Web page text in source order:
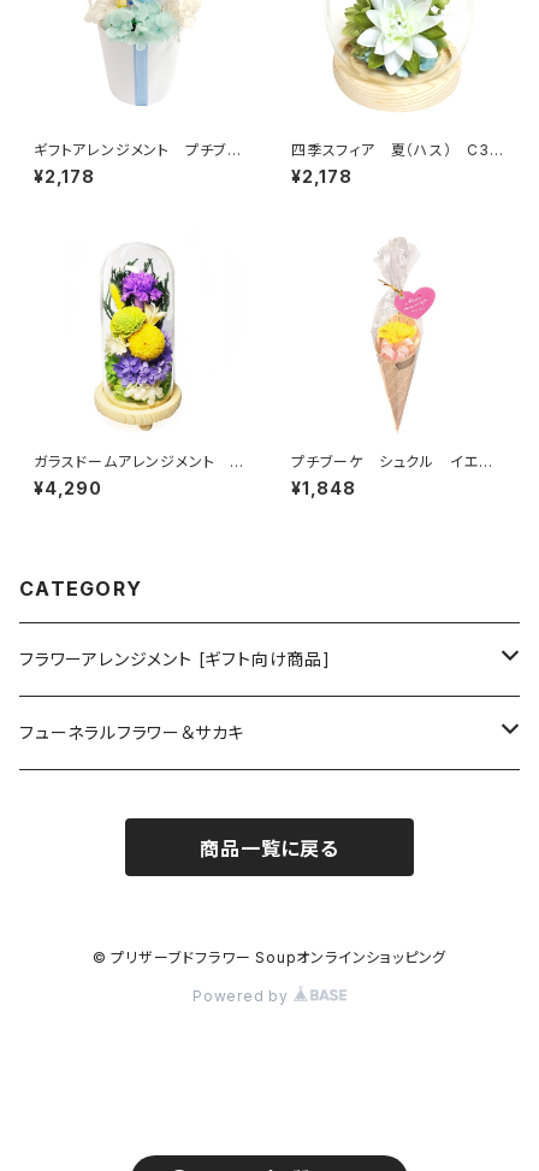
ギフトアレンジメント プチブー
ケ ブルー HB34950
¥2,178
四季スフィア 夏（ハス） C38
202
¥2,178
ガラスドームアレンジメント
日々華（ひびか)パープル C36
360
¥4,290
プチブーケ シュクル イエロ
ー B37930
¥1,848
CATEGORY
フラワーアレンジメント [ギフト向け商品]
プリザーブドフラワーアレンジメント
フラワーリース＆ブーケ
ハーバリウム＆ディヒューザー
インテリアグリーン
フューネラルフラワー＆サカキ
お供えアレンジメント
ガラスドームアレンジメント
お供えハーバリウム
商品一覧に戻る
© プリザーブドフラワー Soupオンラインショッピング
Powered by